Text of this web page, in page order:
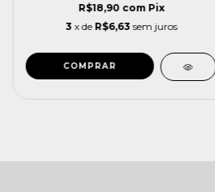
R$18,90 com Pix
3 x de R$6,63 sem juros
COMPRAR